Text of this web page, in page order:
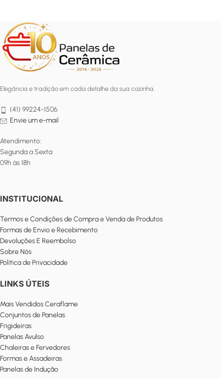
Elegância e tradição em cada detalhe da sua cozinha.
(41) 99224-1506
Envie um e-mail
Atendimento:
Segunda a Sexta
09h às 18h
INSTITUCIONAL
Termos e Condições de Compra e Venda de Produtos
Formas de Envio e Recebimento
Devoluções E Reembolso
Sobre Nós
Política de Privacidade
LINKS ÚTEIS
Mais Vendidos Ceraflame
Conjuntos de Panelas
Frigideiras
Panelas Avulso
Chaleiras e Fervedores
Formas e Assadeiras
Panelas de Indução